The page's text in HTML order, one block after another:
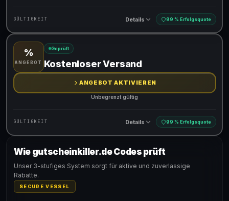
GÜLTIGKEIT Details 99 % Erfolgsquote
Gültig für teilnehmende Produkte
%
ANGEBOT
Geprüft
Kostenloser Versand
ANGEBOT AKTIVIEREN
Unbegrenzt gültig
GÜLTIGKEIT Details 99 % Erfolgsquote
Gültig für teilnehmende Produkte
Wie gutscheinkiller.de Codes prüft
Unser 3-stufiges System sorgt für aktive und zuverlässige
Rabatte.
SECURE VESSEL